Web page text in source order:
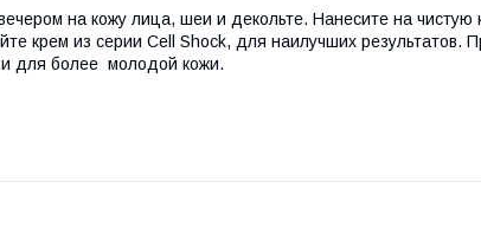
на кожу лица, шеи и декольте. Нанесите на чистую
крем из серии Cell Shock, для наилучших результатов.
и для более молодой кожи.